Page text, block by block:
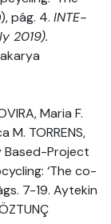
pág. 4. INTE-
2019).
Maria F.
M. TORRENS,
Based-Project
‘The co-
7-19. Aytekin